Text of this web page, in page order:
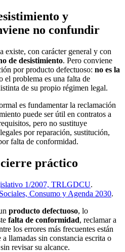
y
no confundir
existe, con carácter general y con
de desistimiento. Pero conviene
por producto defectuoso: no es la
el problema es una falta de
de su propio régimen legal.
es fundamentar la reclamación
puede ser útil en contratos a
pero no sustituye
por reparación, sustitución,
falta de conformidad.
práctico
1/2007, TRLGDCU.
Consumo y Agenda 2030.
producto defectuoso, lo
falta de conformidad, reclamar a
los errores más frecuentes están
llamadas sin constancia escrita o
revisar su alcance.